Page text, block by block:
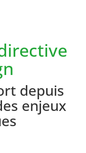
depuis
enjeux